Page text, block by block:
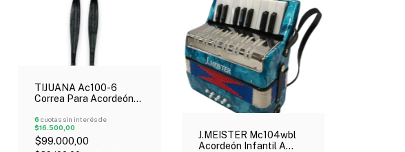
TIJUANA Ac100-6
Correa Para Acordeón
6 cuotas sin interés de
$16.500,00
$99.000,00
J.MEISTER Mc104wbl
Acordeón Infantil A